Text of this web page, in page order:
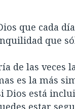
que cada
que
de las veces
es la más
Dios está
estar